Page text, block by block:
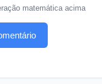
matemática acima